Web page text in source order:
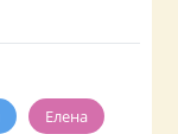
Елена